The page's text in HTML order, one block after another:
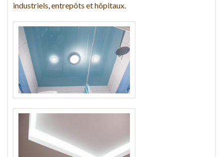
industriels, entrepôts et hôpitaux.